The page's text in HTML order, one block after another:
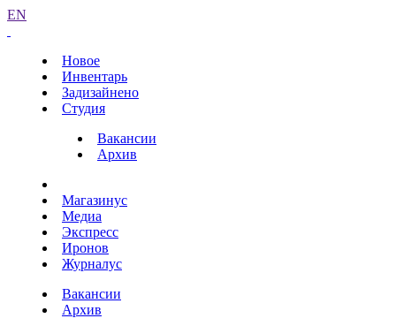
EN
Новое
Инвентарь
Задизайнено
Студия
Вакансии
Архив
Магазинус
Медиа
Экспресс
Иронов
Журналус
Вакансии
Архив